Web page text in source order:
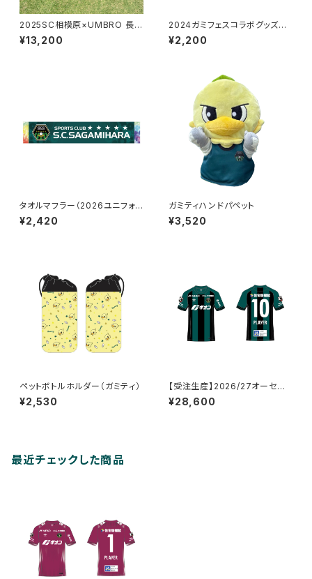
2025SC相模原×UMBRO 長袖
Tシャツ
¥13,200
2024ガミフェスコラボグッズ②
ミニクッション
¥2,200
タオルマフラー（2026ユニフォ
ーム柄）
¥2,420
ガミティハンドパペット
¥3,520
ペットボトルホルダー（ガミティ）
¥2,530
【受注生産】2026/27オーセン
ティックユニフォーム_FP/1st_ネ
ーム&ナンバーあり
¥28,600
最近チェックした商品